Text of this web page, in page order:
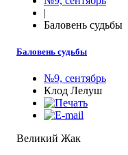
|
Баловень судьбы
Баловень судьбы
№9, сентябрь
Клод Лелуш
Великий Жак